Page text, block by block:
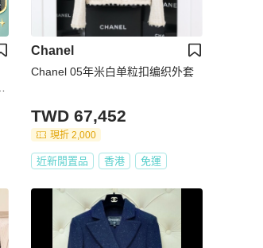
Chanel
Chanel 05年米白单粒扣编织外套
TWD 67,452
現折 2,000
近新閒置品 香港 免運